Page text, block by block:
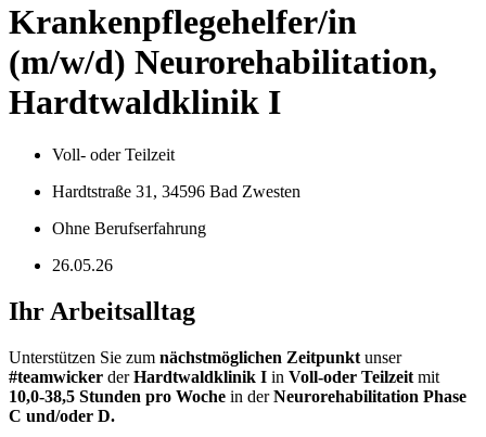
Krankenpflegehelfer/in
(m/w/d) Neurorehabilitation,
Hardtwaldklinik I
Voll- oder Teilzeit
Hardtstraße 31, 34596 Bad Zwesten
Ohne Berufserfahrung
26.05.26
Ihr Arbeitsalltag
Unterstützen Sie zum nächstmöglichen Zeitpunkt unser
#teamwicker derHardtwaldklinik I in Voll-oder Teilzeit mit
10,0-38,5 Stunden pro Woche in derNeurorehabilitation Phase
C und/oder D.